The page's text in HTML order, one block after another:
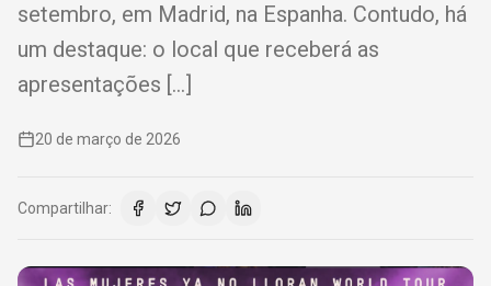
setembro, em Madrid, na Espanha. Contudo, há
um destaque: o local que receberá as
apresentações […]
20 de março de 2026
Compartilhar: